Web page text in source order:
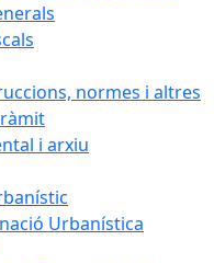
normes i altres
i arxiu
Urbanística